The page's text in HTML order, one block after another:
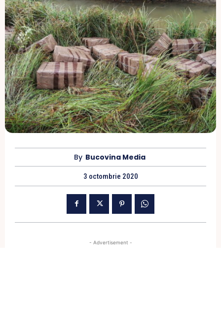
By Bucovina Media
3 octombrie 2020
- Advertisement -